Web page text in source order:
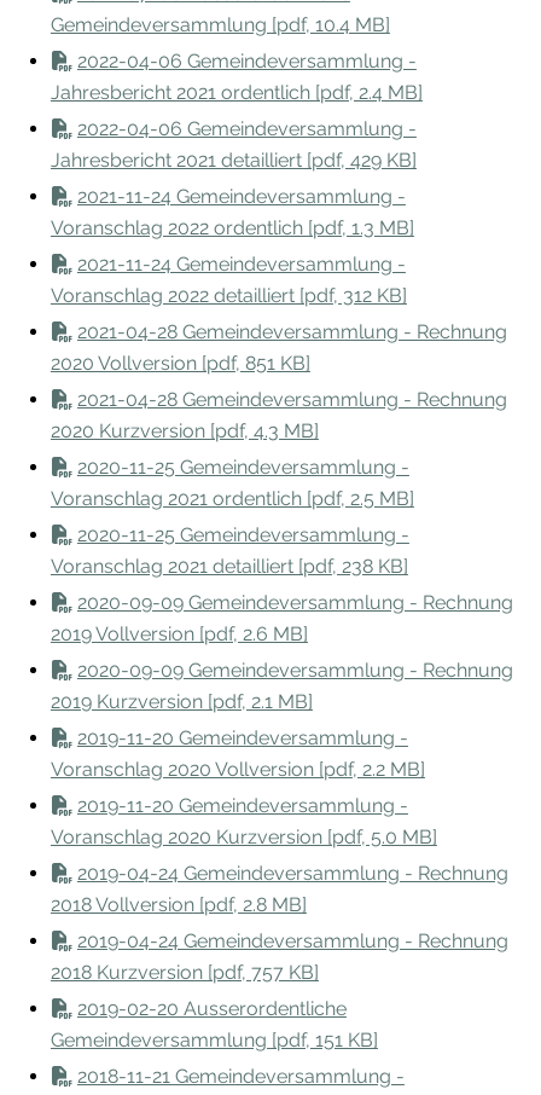
Gemeindeversammlung [pdf, 10.4 MB]
2022-04-06 Gemeindeversammlung -
Jahresbericht 2021 ordentlich [pdf, 2.4 MB]
2022-04-06 Gemeindeversammlung -
Jahresbericht 2021 detailliert [pdf, 429 KB]
2021-11-24 Gemeindeversammlung -
Voranschlag 2022 ordentlich [pdf, 1.3 MB]
2021-11-24 Gemeindeversammlung -
Voranschlag 2022 detailliert [pdf, 312 KB]
2021-04-28 Gemeindeversammlung - Rechnung
2020 Vollversion [pdf, 851 KB]
2021-04-28 Gemeindeversammlung - Rechnung
2020 Kurzversion [pdf, 4.3 MB]
2020-11-25 Gemeindeversammlung -
Voranschlag 2021 ordentlich [pdf, 2.5 MB]
2020-11-25 Gemeindeversammlung -
Voranschlag 2021 detailliert [pdf, 238 KB]
2020-09-09 Gemeindeversammlung - Rechnung
2019 Vollversion [pdf, 2.6 MB]
2020-09-09 Gemeindeversammlung - Rechnung
2019 Kurzversion [pdf, 2.1 MB]
2019-11-20 Gemeindeversammlung -
Voranschlag 2020 Vollversion [pdf, 2.2 MB]
2019-11-20 Gemeindeversammlung -
Voranschlag 2020 Kurzversion [pdf, 5.0 MB]
2019-04-24 Gemeindeversammlung - Rechnung
2018 Vollversion [pdf, 2.8 MB]
2019-04-24 Gemeindeversammlung - Rechnung
2018 Kurzversion [pdf, 757 KB]
2019-02-20 Ausserordentliche
Gemeindeversammlung [pdf, 151 KB]
2018-11-21 Gemeindeversammlung -